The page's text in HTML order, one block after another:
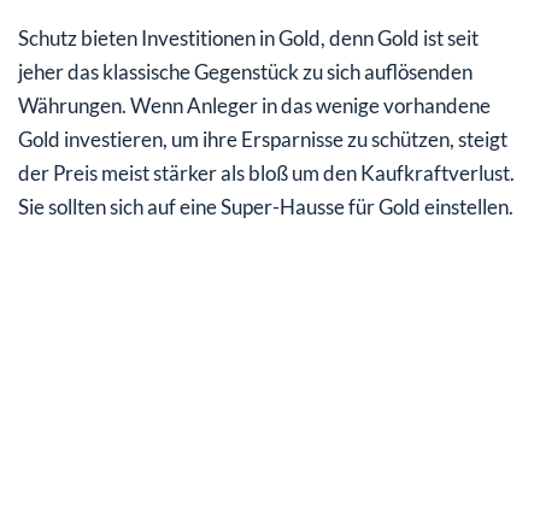
Schutz bieten Investitionen in Gold, denn Gold ist seit
jeher das klassische Gegenstück zu sich auflösenden
Währungen. Wenn Anleger in das wenige vorhandene
Gold investieren, um ihre Ersparnisse zu schützen, steigt
der Preis meist stärker als bloß um den Kaufkraftverlust.
Sie sollten sich auf eine Super-Hausse für Gold einstellen.